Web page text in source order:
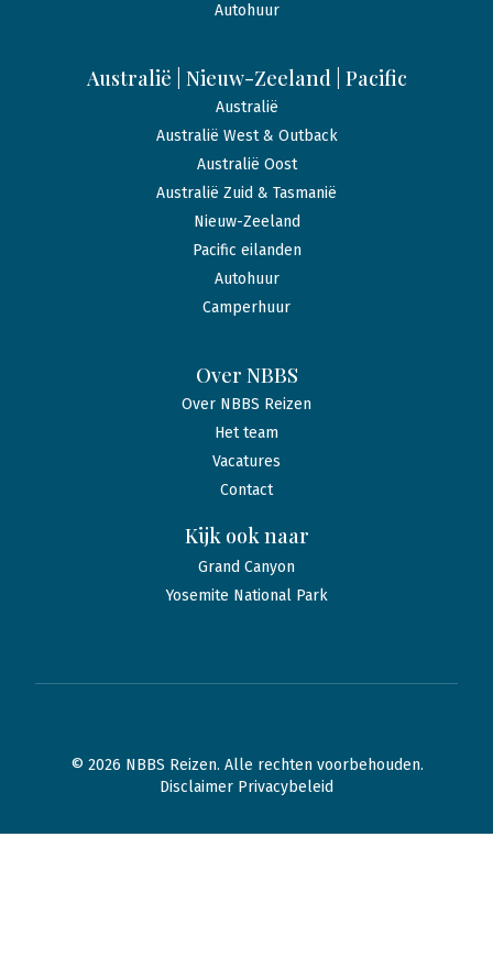
Autohuur
Australië | Nieuw-Zeeland | Pacific
Australië
Australië West & Outback
Australië Oost
Australië Zuid & Tasmanië
Nieuw-Zeeland
Pacific eilanden
Autohuur
Camperhuur
Over NBBS
Over NBBS Reizen
Het team
Vacatures
Contact
Kijk ook naar
Grand Canyon
Yosemite National Park
© 2026 NBBS Reizen. Alle rechten voorbehouden.
Disclaimer Privacybeleid